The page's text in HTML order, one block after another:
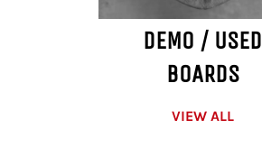
DEMO / USED
BOARDS
VIEW ALL